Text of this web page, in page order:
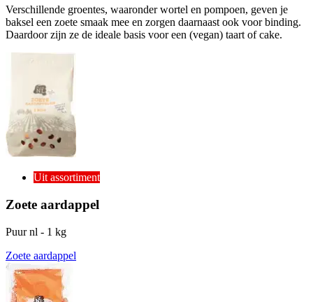
Verschillende groentes, waaronder wortel en pompoen, geven je
baksel een zoete smaak mee en zorgen daarnaast ook voor binding.
Daardoor zijn ze de ideale basis voor een (vegan) taart of cake.
Uit assortiment
Zoete aardappel
Puur nl - 1 kg
Zoete aardappel